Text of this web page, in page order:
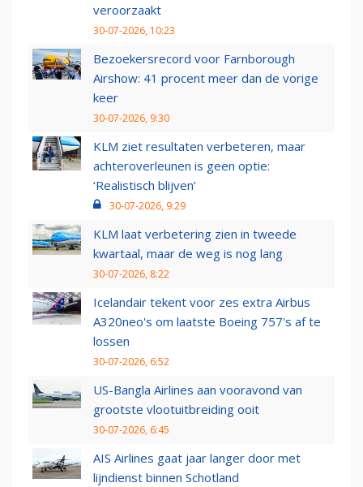
veroorzaakt
30-07-2026, 10:23
Bezoekersrecord voor Farnborough
Airshow: 41 procent meer dan de vorige
keer
30-07-2026, 9:30
KLM ziet resultaten verbeteren, maar
achteroverleunen is geen optie:
‘Realistisch blijven’
30-07-2026, 9:29
KLM laat verbetering zien in tweede
kwartaal, maar de weg is nog lang
30-07-2026, 8:22
Icelandair tekent voor zes extra Airbus
A320neo's om laatste Boeing 757's af te
lossen
30-07-2026, 6:52
US-Bangla Airlines aan vooravond van
grootste vlootuitbreiding ooit
30-07-2026, 6:45
AIS Airlines gaat jaar langer door met
lijndienst binnen Schotland